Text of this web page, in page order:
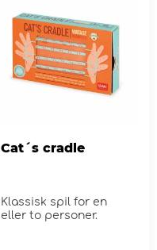
Cat´s cradle
Klassisk spil for en
eller to personer.